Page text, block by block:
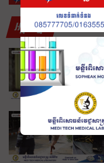
អត្ថបទថ្មីៗ